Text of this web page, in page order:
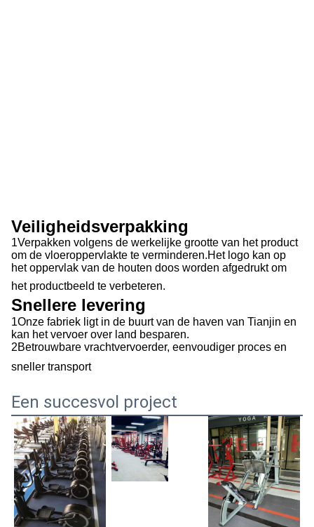
Veiligheidsverpakking
1Verpakken volgens de werkelijke grootte van het product
om de vloeroppervlakte te verminderen.Het logo kan op
het oppervlak van de houten doos worden afgedrukt om
het productbeeld te verbeteren.
Snellere levering
1Onze fabriek ligt in de buurt van de haven van Tianjin en
kan het vervoer over land besparen.
2Betrouwbare vrachtvervoerder, eenvoudiger proces en
sneller transport
Een succesvol project